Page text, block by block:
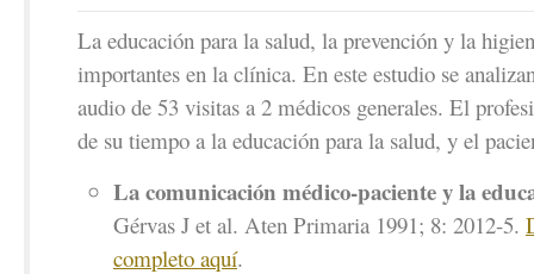
La educación para la salud, la prevención y la
importantes en la clínica. En este estudio se
audio de 53 visitas a 2 médicos generales. El
de su tiempo a la educación para la salud, y el
La comunicación médico-paciente y la
Gérvas J et al. Aten Primaria 1991; 8: 2012-5.
completo aquí.